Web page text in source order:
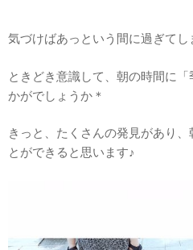
気づけばあっという間に過ぎてし
ときどき意識して、朝の時間に
かがでしょうか＊
きっと、たくさんの発見があり
とができると思います♪